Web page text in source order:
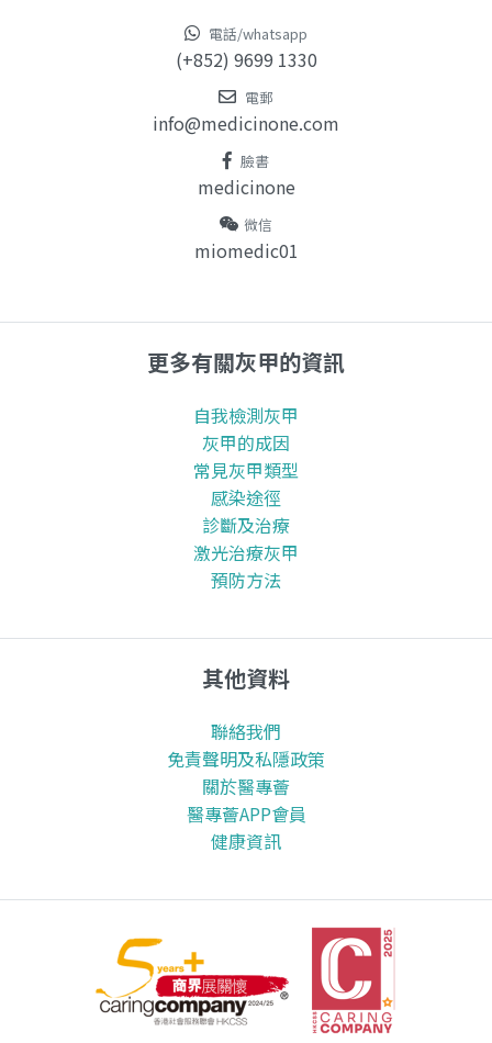
電話/whatsapp
(+852) 9699 1330
電郵
info@medicinone.com
臉書
medicinone
微信
miomedic01
更多有關灰甲的資訊
自我檢測灰甲
灰甲的成因
常見灰甲類型
感染途徑
診斷及治療
激光治療灰甲
預防方法
其他資料
聯絡我們
免責聲明及私隱政策
關於醫專薈
醫專薈APP會員
健康資訊